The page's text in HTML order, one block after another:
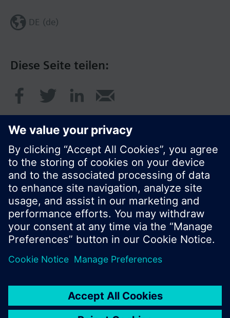
Diese Seite teilen:
DE (de)
© Siemens Schweiz AG 2020
Preise: unverbindliche Preisempfehlung ohne
MWSt in EUR
Nutzungsbedingungen